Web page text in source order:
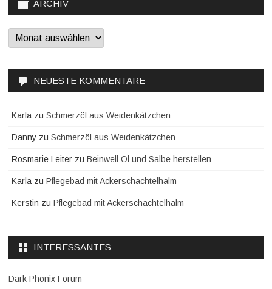
ARCHIV
Archiv
NEUESTE KOMMENTARE
Karlazu Schmerzöl aus Weidenkätzchen
Danny zu Schmerzöl aus Weidenkätzchen
Rosmarie Leiter zu Beinwell Öl und Salbe herstellen
Karlazu Pflegebad mit Ackerschachtelhalm
Kerstin zu Pflegebad mit Ackerschachtelhalm
INTERESSANTES
Dark Phönix Forum